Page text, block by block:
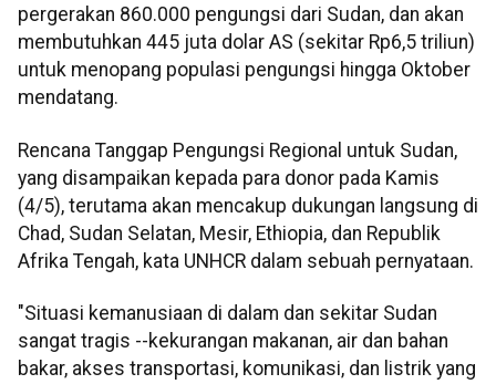
pergerakan 860.000 pengungsi dari Sudan, dan akan
membutuhkan 445 juta dolar AS (sekitar Rp6,5 triliun)
untuk menopang populasi pengungsi hingga Oktober
mendatang.
Rencana Tanggap Pengungsi Regional untuk Sudan,
yang disampaikan kepada para donor pada Kamis
(4/5), terutama akan mencakup dukungan langsung di
Chad, Sudan Selatan, Mesir, Ethiopia, dan Republik
Afrika Tengah, kata UNHCR dalam sebuah pernyataan.
"Situasi kemanusiaan di dalam dan sekitar Sudan
sangat tragis --kekurangan makanan, air dan bahan
bakar, akses transportasi, komunikasi, dan listrik yang